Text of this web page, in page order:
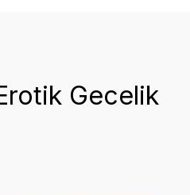
Gecelik